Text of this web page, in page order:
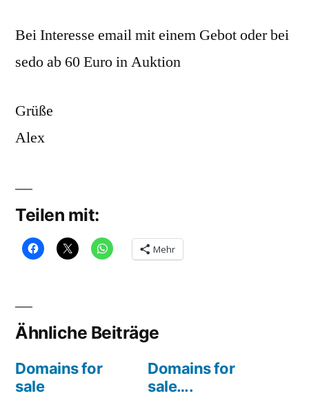
Bei Interesse email mit einem Gebot oder bei
sedo ab 60 Euro in Auktion
Grüße
Alex
Teilen mit:
Mehr
Ähnliche Beiträge
Domains for
sale
Domains for
sale….